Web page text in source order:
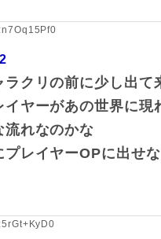
ラクリの前に少し出て
イヤーがあの世界に現
流れなのかな
プレイヤーOPに出せ